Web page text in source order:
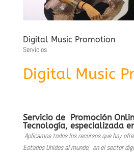
Digital Music Promotion
Servicios
Digital Music
Servicio de Promoción
Tecnología, especializada
Aplicamos todos los recursos que hoy
Estados Unidos al mundo, en el sector